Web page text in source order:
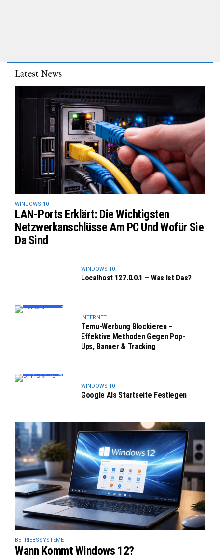
Latest News
WINDOWS 10
LAN-Ports Erklärt: Die Wichtigsten
Netzwerkanschlüsse Am PC Und Wofür Sie
Da Sind
WINDOWS 10
Localhost 127.0.0.1 – Was Ist Das?
INTERNET
Temu-Werbung Blockieren –
Effektive Methoden Gegen Pop-
Ups, Banner & Tracking
WINDOWS 10
Google Als Startseite Festlegen
BETRIEBSSYSTEME
Wann Kommt Windows 12?